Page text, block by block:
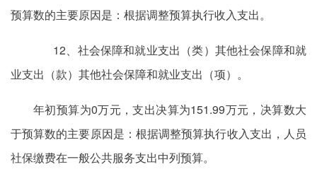
预算数的主要原因是：根据调整预算执行收入支出。
12、社会保障和就业支出（类）其他社会保障和就
业支出（款）其他社会保障和就业支出（项）。
年初预算为0万元，支出决算为151.99万元，决算数大
于预算数的主要原因是：根据调整预算执行收入支出，人员
社保缴费在一般公共服务支出中列预算。